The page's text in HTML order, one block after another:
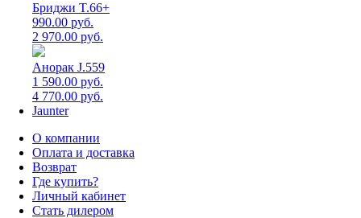
Бриджи T.66+
990.00 руб.
2 970.00 руб.
Анорак J.559
1 590.00 руб.
4 770.00 руб.
Jaunter
О компании
Оплата и доставка
Возврат
Где купить?
Личный кабинет
Стать дилером